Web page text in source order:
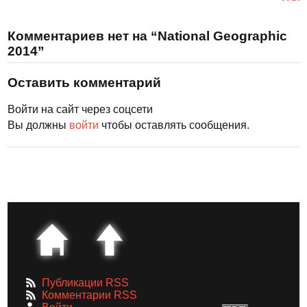
Комментариев нет на “National Geographic
2014”
Оставить комментарий
Войти на сайт через соцсети
Вы должны войти чтобы оставлять сообщения.
Публикации RSS
Комментарии RSS